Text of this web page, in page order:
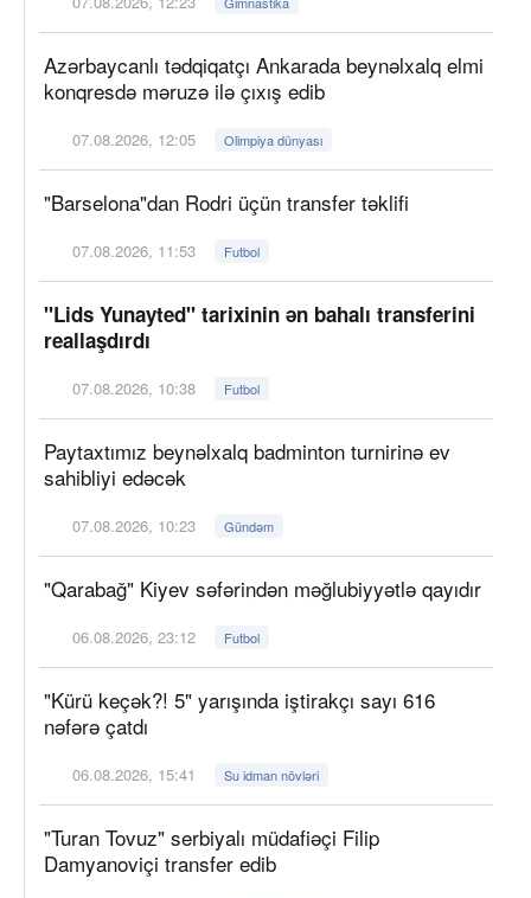
Azərbaycanlı tədqiqatçı Ankarada beynəlxalq elmi
konqresdə məruzə ilə çıxış edib
07.08.2026, 12:05 Olimpiya dünyası
"Barselona"dan Rodri üçün transfer təklifi
07.08.2026, 11:53 Futbol
"Lids Yunayted" tarixinin ən bahalı transferini
reallaşdırdı
07.08.2026, 10:38 Futbol
Paytaxtımız beynəlxalq badminton turnirinə ev
sahibliyi edəcək
07.08.2026, 10:23 Gündəm
"Qarabağ" Kiyev səfərindən məğlubiyyətlə qayıdır
06.08.2026, 23:12 Futbol
"Kürü keçək?! 5" yarışında iştirakçı sayı 616
nəfərə çatdı
06.08.2026, 15:41 Su idman növləri
"Turan Tovuz" serbiyalı müdafiəçi Filip
Damyanoviçi transfer edib